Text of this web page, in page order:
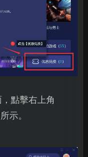
點擊右上角
示。